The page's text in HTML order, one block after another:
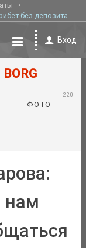
без депозита
Вход
BORG
ФОТО
220
нам